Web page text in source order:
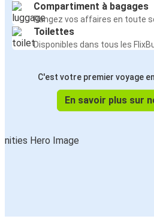
Macerata
Marseille
Macerata
Palerme
Compartiment à bagages
Rangez vos affaires en toute
Toilettes
Disponibles dans tous les
C'est votre premier voyage
En savoir plus sur